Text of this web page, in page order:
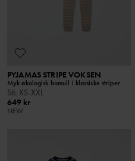
PYJAMAS STRIPE VOKSEN
Myk økologisk bomull i klassiske striper
Stl: XS-XXL
649 kr
NEW